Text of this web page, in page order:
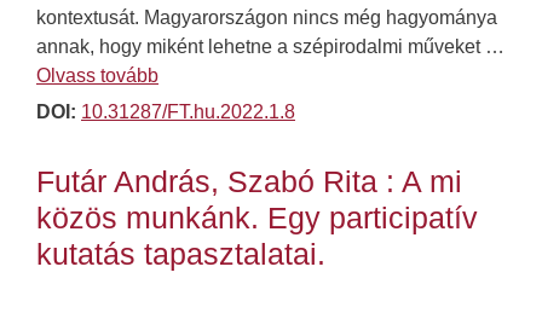
kontextusát. Magyarországon nincs még hagyománya
annak, hogy miként lehetne a szépirodalmi műveket …
Olvass tovább
DOI: 10.31287/FT.hu.2022.1.8
Futár András, Szabó Rita : A mi
közös munkánk. Egy participatív
kutatás tapasztalatai.